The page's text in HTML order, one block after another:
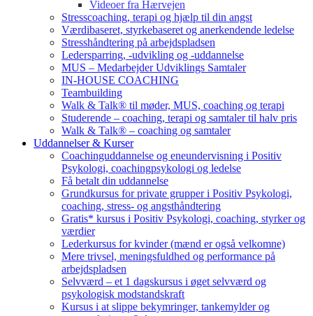
Videoer fra Hærvejen
Stresscoaching, terapi og hjælp til din angst
Værdibaseret, styrkebaseret og anerkendende ledelse
Stresshåndtering på arbejdspladsen
Ledersparring, -udvikling og -uddannelse
MUS – Medarbejder Udviklings Samtaler
IN-HOUSE COACHING
Teambuilding
Walk & Talk® til møder, MUS, coaching og terapi
Studerende – coaching, terapi og samtaler til halv pris
Walk & Talk® – coaching og samtaler
Uddannelser & Kurser
Coachinguddannelse og eneundervisning i Positiv
Psykologi, coachingpsykologi og ledelse
Få betalt din uddannelse
Grundkursus for private grupper i Positiv Psykologi,
coaching, stress- og angsthåndtering
Gratis* kursus i Positiv Psykologi, coaching, styrker og
værdier
Lederkursus for kvinder (mænd er også velkomne)
Mere trivsel, meningsfuldhed og performance på
arbejdspladsen
Selvværd – et 1 dagskursus i øget selvværd og
psykologisk modstandskraft
Kursus i at slippe bekymringer, tankemylder og